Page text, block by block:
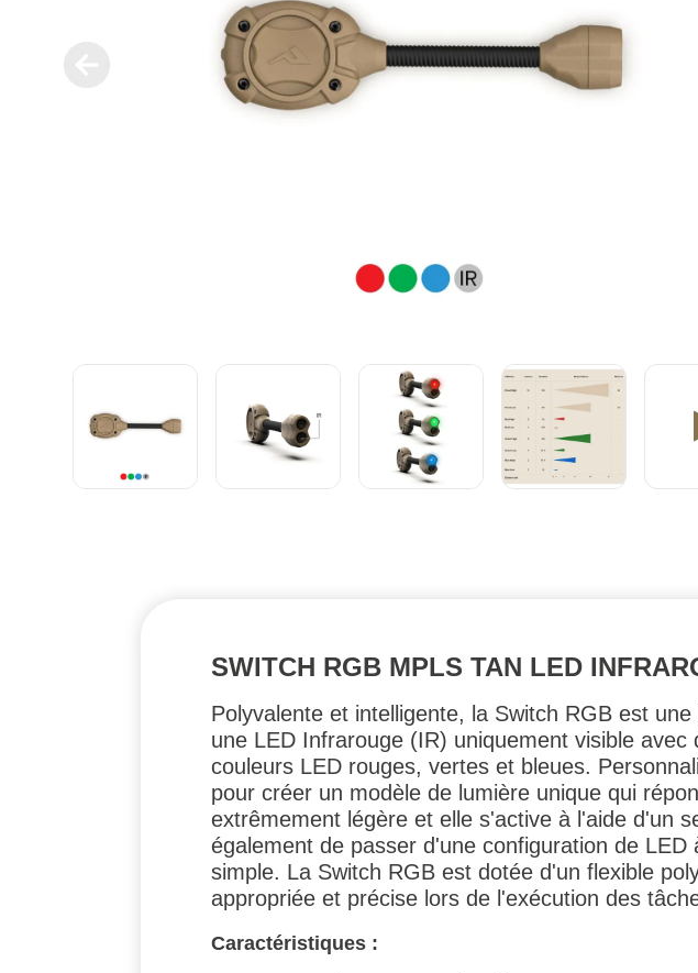
SWITCH RGB MPLS TAN LED
Polyvalente et intelligente, la Switch RGB est
une LED Infrarouge (IR) uniquement visible
couleurs LED rouges, vertes et bleues.
pour créer un modèle de lumière unique qui
extrêmement légère et elle s'active à l'aide d'un
également de passer d'une configuration de
simple. La Switch RGB est dotée d'un flexible
appropriée et précise lors de l'exécution des
Caractéristiques :